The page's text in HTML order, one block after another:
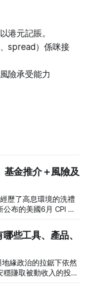
港元記賬。
spread）係咪接
險承受能力
金推介＋風險及
歷了高息環境的洗禮
布的美國6月 CPI 同
資產，成為了今年投
年 7 月最新市場
共 15 隻熱門收息工
新一季度穩健收息！
些工具、產品、
緣政治的拉鋸下依然
賺取被動收入的投資